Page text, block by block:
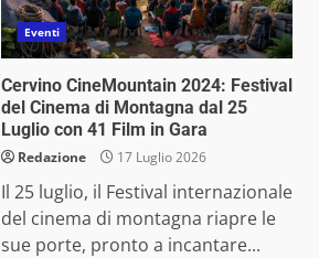
Eventi
Cervino CineMountain 2024: Festival
del Cinema di Montagna dal 25
Luglio con 41 Film in Gara
Redazione 17 Luglio 2026
Il 25 luglio, il Festival internazionale
del cinema di montagna riapre le
sue porte, pronto a incantare...